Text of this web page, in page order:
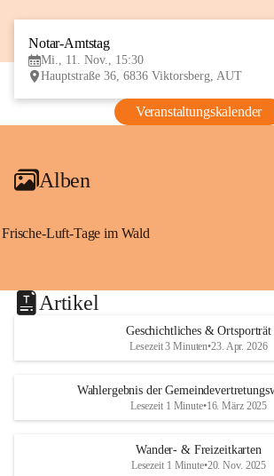
Notar-Amtstag
Mi., 11. Nov., 15:30
Hauptstraße 36, 6836 Viktorsberg, AUT
Veranstaltungskalender
Alben
Frische-Luft-Tage im Wald
Artikel
Geschichtliches & Ortsporträt
Lesezeit 3 Minuten•23. Apr. 2026
Wahlergebnis der
Lesezeit 1 Minute•16. März 2025
Wander- & Freizeitkarten
Lesezeit 1 Minute•20. Nov. 2025